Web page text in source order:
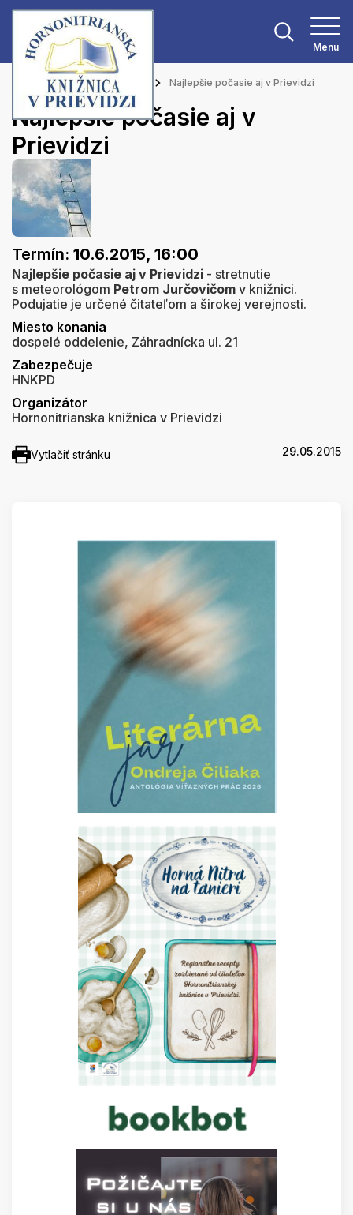
Menu
Hlavná stránka Podujatia Najlepšie počasie aj v Prievidzi
Najlepšie počasie aj v
Prievidzi
Termín: 10.6.2015, 16:00
Najlepšie počasie aj v Prievidzi - stretnutie
s meteorológom Petrom Jurčovičom v knižnici.
Podujatie je určené čitateľom a širokej verejnosti.
Miesto konania
dospelé oddelenie, Záhradnícka ul. 21
Zabezpečuje
HNKPD
Organizátor
Hornonitrianska knižnica v Prievidzi
Vytlačiť stránku 29.05.2015